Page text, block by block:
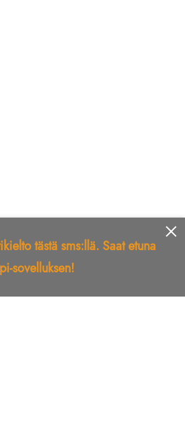
tästä sms:llä. Saat etuna
sovelluksen!